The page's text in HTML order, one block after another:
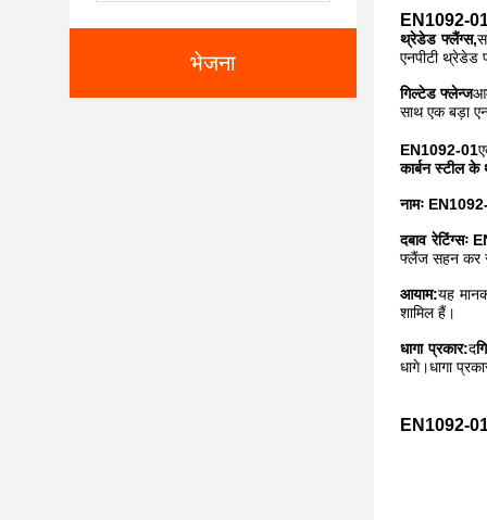
भेजना
EN1092-
थ्रेडेड फ्लैंग्स,
एनपीटी थ्रेडेड
गिल्टेड फ्लेन्ज
साथ एक बड़ा
EN1092-01
कार्बन स्टील
नामः
दबाव रेटिंग्सः
फ्लैंज सहन कर
आयाम:यह
शामिल हैं।
धागा प्रकार:द
धागे।धागा
EN1092-